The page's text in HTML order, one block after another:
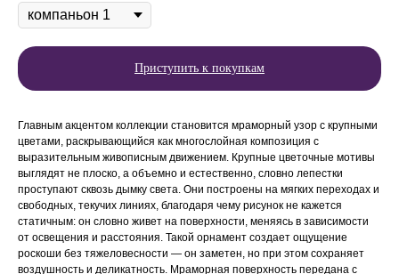
Приступить к покупкам
Главным акцентом коллекции становится мраморный узор с крупными
цветами, раскрывающийся как многослойная композиция с
выразительным живописным движением. Крупные цветочные мотивы
выглядят не плоско, а объемно и естественно, словно лепестки
проступают сквозь дымку света. Они построены на мягких переходах и
свободных, текучих линиях, благодаря чему рисунок не кажется
статичным: он словно живет на поверхности, меняясь в зависимости
от освещения и расстояния. Такой орнамент создает ощущение
роскоши без тяжеловесности — он заметен, но при этом сохраняет
воздушность и деликатность. Мраморная поверхность передана с